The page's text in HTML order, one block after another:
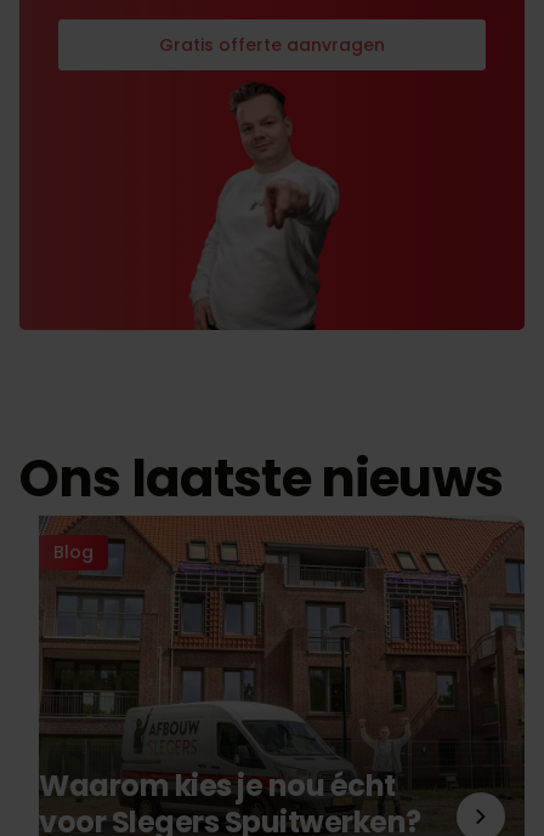
Gratis offerte aanvragen
Ons laatste nieuws
Blog
Waarom kies je nou écht
voor Slegers Spuitwerken?